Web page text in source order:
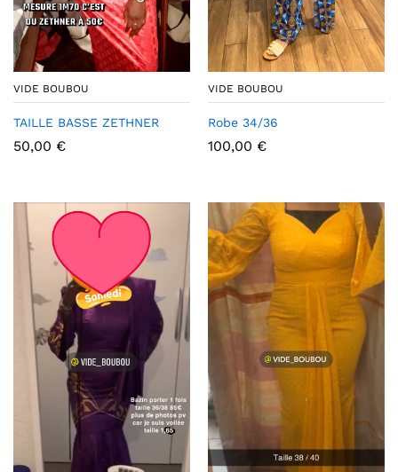
VIDE BOUBOU
TAILLE BASSE ZETHNER
50,00 €
VIDE BOUBOU
Robe 34/36
100,00 €